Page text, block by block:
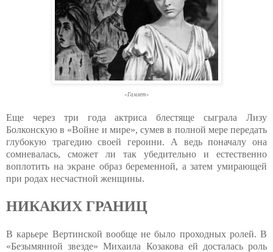
«Гамлет»
Еще через три года актриса блестяще сыграла Лизу
Болконскую в «Войне и мире», сумев в полной мере передать
глубокую трагедию своей героини. А ведь поначалу она
сомневалась, сможет ли так убедительно и естественно
воплотить на экране образ беременной, а затем умирающей
при родах несчастной женщины.
НИКАКИХ ГРАНИЦ
В карьере Вертинской вообще не было проходных ролей. В
«Безымянной звезде» Михаила Козакова ей досталась роль